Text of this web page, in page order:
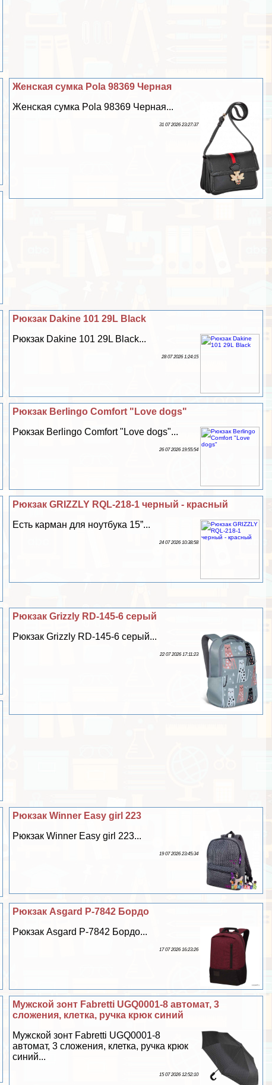
Женская сумка Pola 98369 Черная
Женская сумка Pola 98369 Черная...
31 07 2026 23:27:37
Рюкзак Dakine 101 29L Black
Рюкзак Dakine 101 29L Black...
28 07 2026 1:24:15
Рюкзак Berlingo Comfort "Love dogs"
Рюкзак Berlingo Comfort "Love dogs"...
26 07 2026 19:55:54
Рюкзак GRIZZLY RQL-218-1 черный - красный
Есть карман для ноутбука 15”...
24 07 2026 10:38:58
Рюкзак Grizzly RD-145-6 серый
Рюкзак Grizzly RD-145-6 серый...
22 07 2026 17:11:23
Рюкзак Winner Easy girl 223
Рюкзак Winner Easy girl 223...
19 07 2026 23:45:34
Рюкзак Asgard Р-7842 Бордо
Рюкзак Asgard Р-7842 Бордо...
17 07 2026 16:23:26
Мужской зонт Fabretti UGQ0001-8 автомат, 3
сложения, клетка, ручка крюк синий
Мужской зонт Fabretti UGQ0001-8
автомат, 3 сложения, клетка, ручка крюк
синий...
15 07 2026 12:52:10